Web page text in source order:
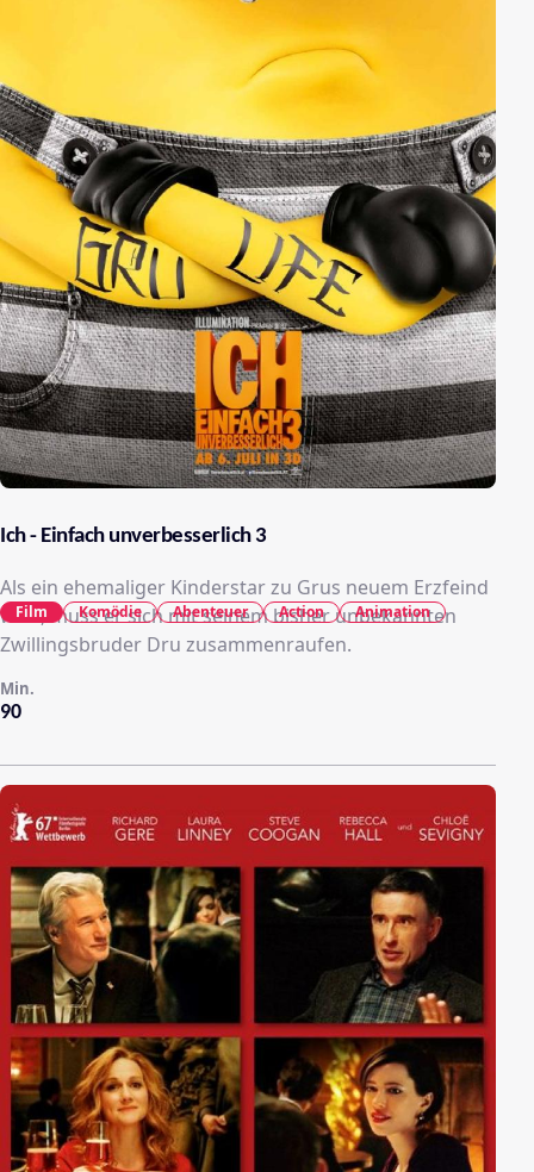
Ich - Einfach unverbesserlich 3
Als ein ehemaliger Kinderstar zu Grus neuem Erzfeind
wird, muss er sich mit seinem bisher unbekannten
Zwillingsbruder Dru zusammenraufen.
90
Min.
Film Komödie Abenteuer Action Animation